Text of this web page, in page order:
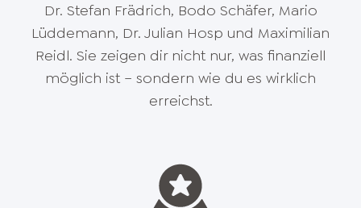
Dr. Stefan Frädrich, Bodo Schäfer, Mario
Lüddemann, Dr. Julian Hosp und Maximilian
Reidl. Sie zeigen dir nicht nur, was finanziell
möglich ist – sondern wie du es wirklich
erreichst.